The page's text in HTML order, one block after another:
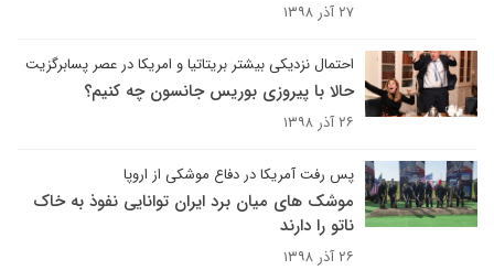
۲۷ آذر ۱۳۹۸
احتمال نزدیکی بیشتر بریتاتیا و امریکا در عصر پسابرگزیت
حالا با پیروزی بوریس جانسون چه کنیم؟
۲۶ آذر ۱۳۹۸
پس رفت آمریکا در دفاع موشکی از اروپا
موشک های میان برد ایران توانایی نفوذ به خاک
ناتو را دارند
۲۶ آذر ۱۳۹۸